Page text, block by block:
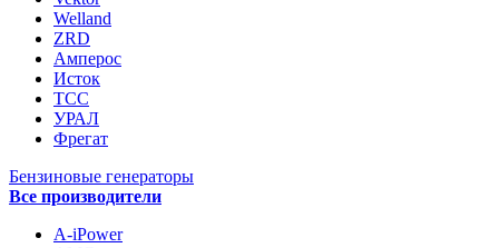
Welland
ZRD
Амперос
Исток
ТСС
УРАЛ
Фрегат
Бензиновые генераторы
Все производители
A-iPower